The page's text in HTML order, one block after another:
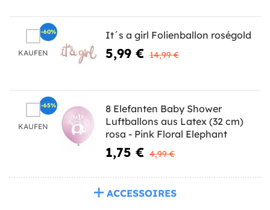
KAUFEN
It´s a girl Folienballon roségold
5,99 € 14,99 €
-60%
KAUFEN
8 Elefanten Baby Shower
Luftballons aus Latex (32 cm)
rosa - Pink Floral Elephant
1,75 € 4,99 €
-65%
ACCESSOIRES